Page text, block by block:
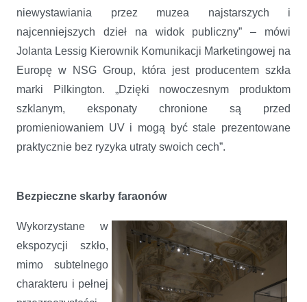
niewystawiania przez muzea najstarszych i
najcenniejszych dzieł na widok publiczny” – mówi
Jolanta Lessig Kierownik Komunikacji Marketingowej na
Europę w NSG Group, która jest producentem szkła
marki Pilkington. „Dzięki nowoczesnym produktom
szklanym, eksponaty chronione są przed
promieniowaniem UV i mogą być stale prezentowane
praktycznie bez ryzyka utraty swoich cech”.
Bezpieczne skarby faraonów
Wykorzystane w
ekspozycji szkło,
mimo subtelnego
charakteru i pełnej